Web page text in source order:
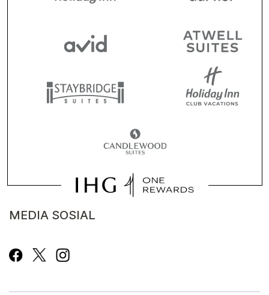
MEDIA SOSIAL